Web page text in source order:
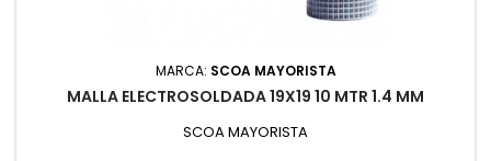
MARCA: SCOA MAYORISTA
MALLA ELECTROSOLDADA 19X19 10 MTR 1.4 MM
SCOA MAYORISTA